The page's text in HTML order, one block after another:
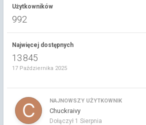
Użytkowników
992
Najwięcej dostępnych
13 845
17 Października 2025
NAJNOWSZY UŻYTKOWNIK
Chuckraivy
Dołączył 1 Sierpnia